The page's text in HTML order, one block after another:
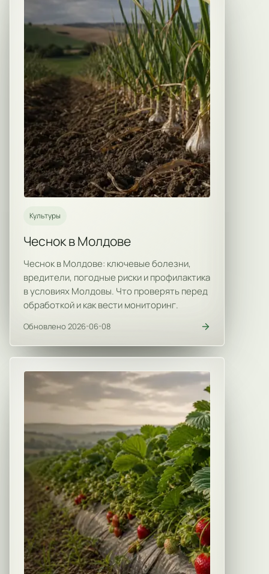
Культуры
Чеснок в Молдове
Чеснок в Молдове: ключевые болезни,
вредители, погодные риски и профилактика
в условиях Молдовы. Что проверять перед
обработкой и как вести мониторинг.
Обновлено 2026-06-08